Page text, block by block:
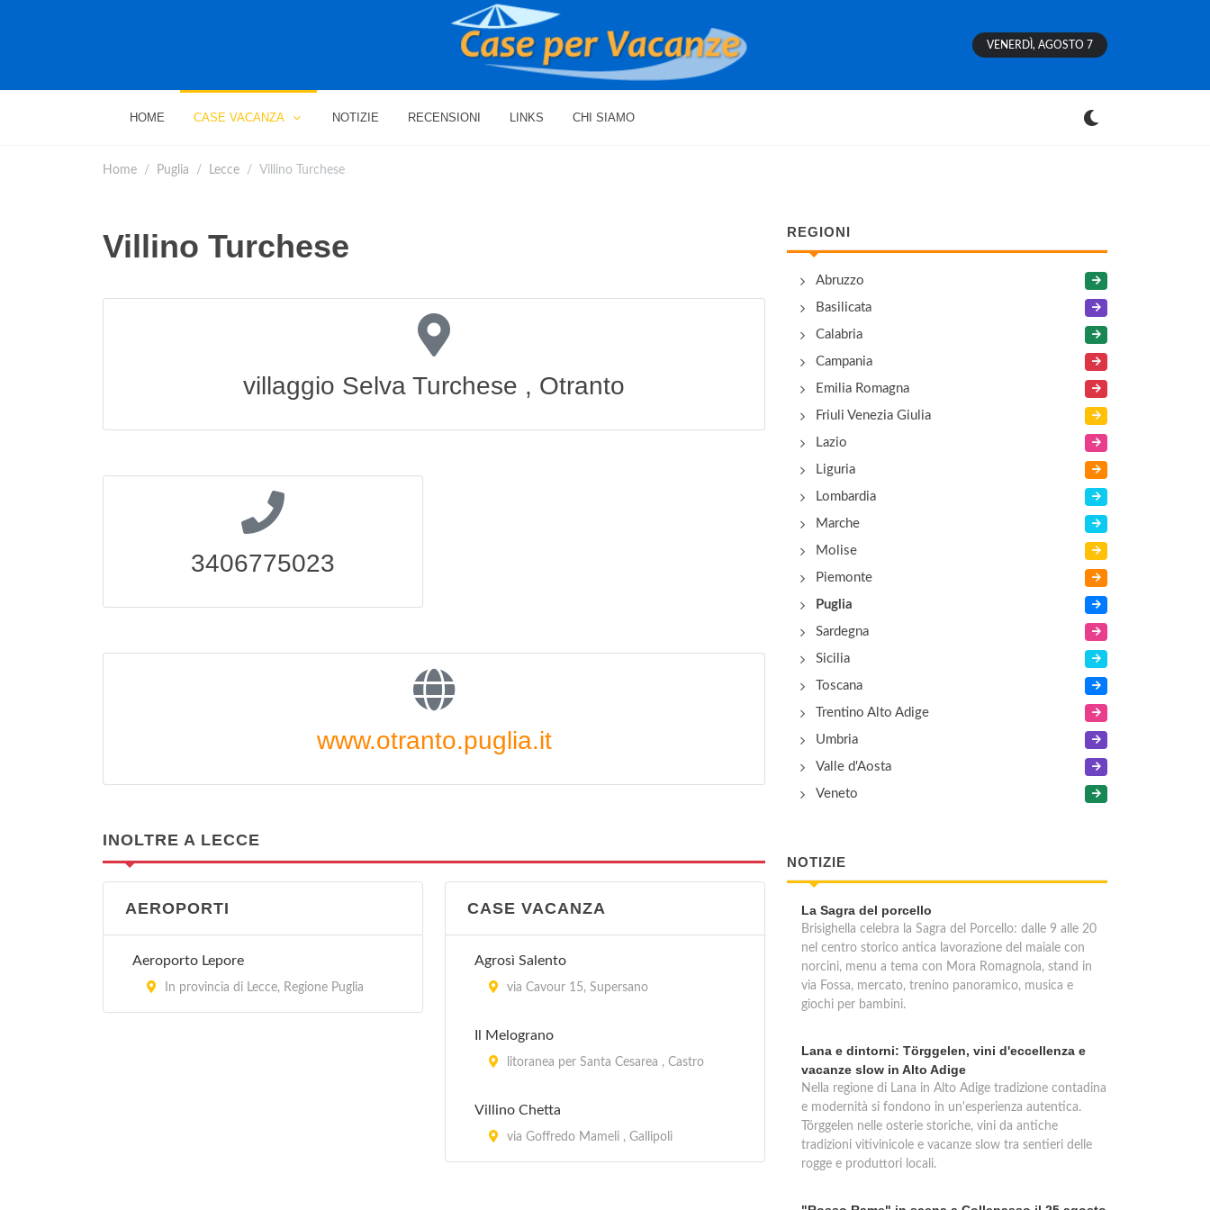
VENERDÌ, AGOSTO 7
HOME CASE VACANZA NOTIZIE RECENSIONI LINKS CHI SIAMO
Home Puglia Lecce Villino Turchese
Villino Turchese
villaggio Selva Turchese , Otranto
3406775023
www.otranto.puglia.it
INOLTRE A LECCE
AEROPORTI
Aeroporto Lepore
In provincia di Lecce, Regione Puglia
CASE VACANZA
Agrosì Salento
via Cavour 15, Supersano
Il Melograno
litoranea per Santa Cesarea , Castro
Villino Chetta
via Goffredo Mameli , Gallipoli
REGIONI
Abruzzo
Basilicata
Calabria
Campania
Emilia Romagna
Friuli Venezia Giulia
Lazio
Liguria
Lombardia
Marche
Molise
Piemonte
Puglia
Sardegna
Sicilia
Toscana
Trentino Alto Adige
Umbria
Valle d'Aosta
Veneto
NOTIZIE
La Sagra del porcello
Brisighella celebra la Sagra del Porcello: dalle 9 alle 20
nel centro storico antica lavorazione del maiale con
norcini, menu a tema con Mora Romagnola, stand in
via Fossa, mercato, trenino panoramico, musica e
giochi per bambini.
Lana e dintorni: Törggelen, vini d'eccellenza e
vacanze slow in Alto Adige
Nella regione di Lana in Alto Adige tradizione contadina
e modernità si fondono in un'esperienza autentica.
Törggelen nelle osterie storiche, vini da antiche
tradizioni vitivinicole e vacanze slow tra sentieri delle
rogge e produttori locali.